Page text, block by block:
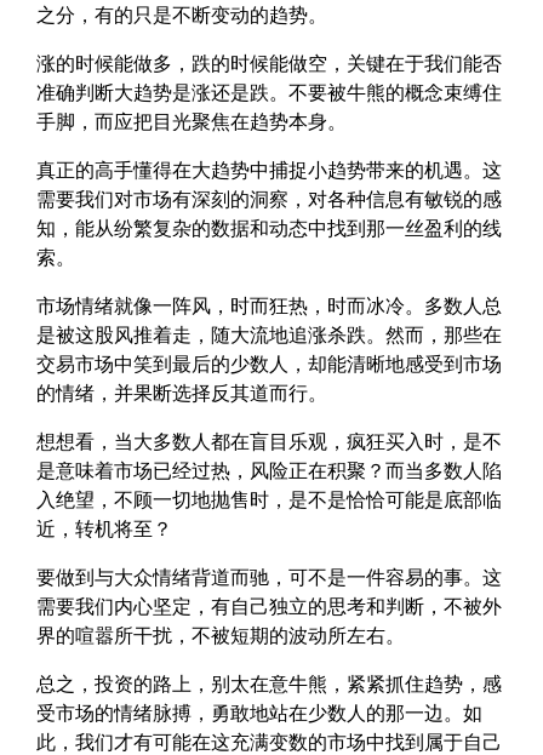
之分，有的只是不断变动的趋势。
涨的时候能做多，跌的时候能做空，关键在于我们能否
准确判断大趋势是涨还是跌。不要被牛熊的概念束缚住
手脚，而应把目光聚焦在趋势本身。
真正的高手懂得在大趋势中捕捉小趋势带来的机遇。这
需要我们对市场有深刻的洞察，对各种信息有敏锐的感
知，能从纷繁复杂的数据和动态中找到那一丝盈利的线
索。
市场情绪就像一阵风，时而狂热，时而冰冷。多数人总
是被这股风推着走，随大流地追涨杀跌。然而，那些在
交易市场中笑到最后的少数人，却能清晰地感受到市场
的情绪，并果断选择反其道而行。
想想看，当大多数人都在盲目乐观，疯狂买入时，是不
是意味着市场已经过热，风险正在积聚？而当多数人陷
入绝望，不顾一切地抛售时，是不是恰恰可能是底部临
近，转机将至？
要做到与大众情绪背道而驰，可不是一件容易的事。这
需要我们内心坚定，有自己独立的思考和判断，不被外
界的喧嚣所干扰，不被短期的波动所左右。
总之，投资的路上，别太在意牛熊，紧紧抓住趋势，感
受市场的情绪脉搏，勇敢地站在少数人的那一边。如
此，我们才有可能在这充满变数的市场中找到属于自己